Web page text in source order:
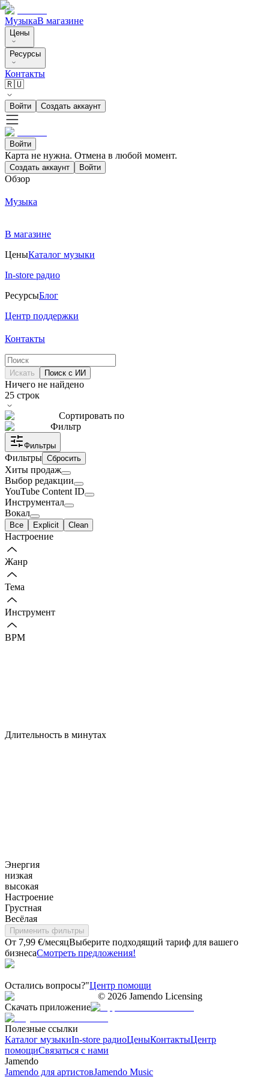
МузыкаВ магазине
Цены
Ресурсы
Контакты
🇷🇺
Войти Создать аккаунт
Войти
Карта не нужна. Отмена в любой момент.
Создать аккаунт Войти
Обзор
Музыка
В магазине
ЦеныКаталог музыки
In-store радио
РесурсыБлог
Центр поддержки
Контакты
Искать Поиск с ИИ
Ничего не найдено
25 строк
Сортировать по
Фильтр
Фильтры
Фильтры Сбросить
Хиты продаж
Выбор редакции
YouTube Content ID
Инструментал
Вокал
Все Explicit Clean
Настроение
Жанр
Тема
Инструмент
BPM
Длительность в минутах
Энергия
низкая
высокая
Настроение
Грустная
Весёлая
Применить фильтры
От 7,99 €/месяцВыберите подходящий тариф для вашего
бизнесаСмотреть предложения!
Остались вопросы?"Центр помощи
© 2026 Jamendo Licensing
Скачать приложение
Полезные ссылки
Каталог музыкиIn-store радиоЦеныКонтактыЦентр
помощиСвязаться с нами
Jamendo
Jamendo для артистовJamendo Music